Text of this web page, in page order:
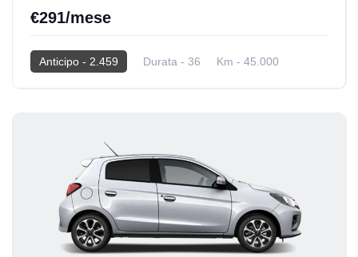
€291/mese
Anticipo - 2.459 Durata - 36
Km - 45.000